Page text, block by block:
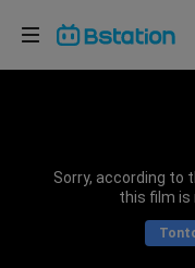
Sorry, according to
this film is
Pilih bahasa
Bahasa Indonesia